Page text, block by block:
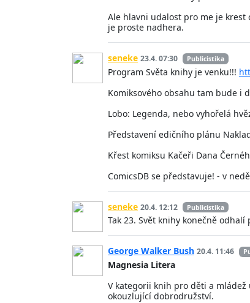
Ale hlavni udalost pro me je krest
je proste nadhera.
seneke 23.4. 07:30 Publicistika
Program Světa knihy je venku!!!
Komiksového obsahu tam bude i
Lobo: Legenda, nebo vyhořelá
Představení edičního plánu
Křest komiksu Kačeři Dana
ComicsDB se představuje! - v
seneke 20.4. 12:12 Publicistika
Tak 23. Svět knihy konečně
George Walker Bush 20.4. 11:46
Magnesia Litera
V kategorii knih pro děti a mládež
okouzlující dobrodružství.